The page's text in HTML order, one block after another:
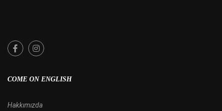
COME ON ENGLISH
Hakkımızda